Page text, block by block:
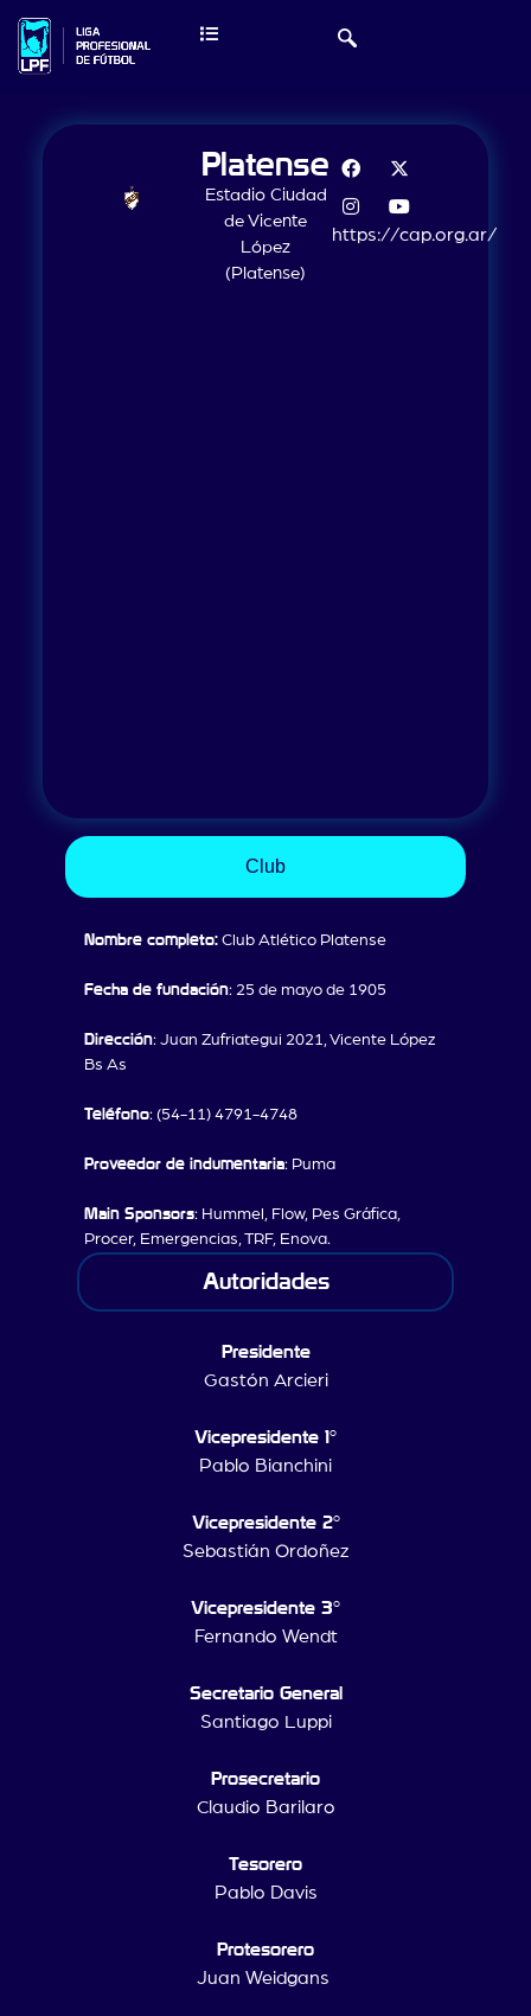
Platense
Estadio Ciudad
de Vicente
López
(Platense)
https://cap.org.ar/
Club
Nombre completo: Club Atlético Platense
Fecha de fundación: 25 de mayo de 1905
Dirección: Juan Zufriategui 2021, Vicente López
Bs As
Teléfono: (54-11) 4791-4748
Proveedor de indumentaria: Puma
Main Sponsors: Hummel, Flow, Pes Gráfica,
Procer, Emergencias, TRF, Enova.
Autoridades
Presidente
Gastón Arcieri
Vicepresidente 1°
Pablo Bianchini
Vicepresidente 2°
Sebastián Ordoñez
Vicepresidente 3°
Fernando Wendt
Secretario General
Santiago Luppi
Prosecretario
Claudio Barilaro
Tesorero
Pablo Davis
Protesorero
Juan Weidgans